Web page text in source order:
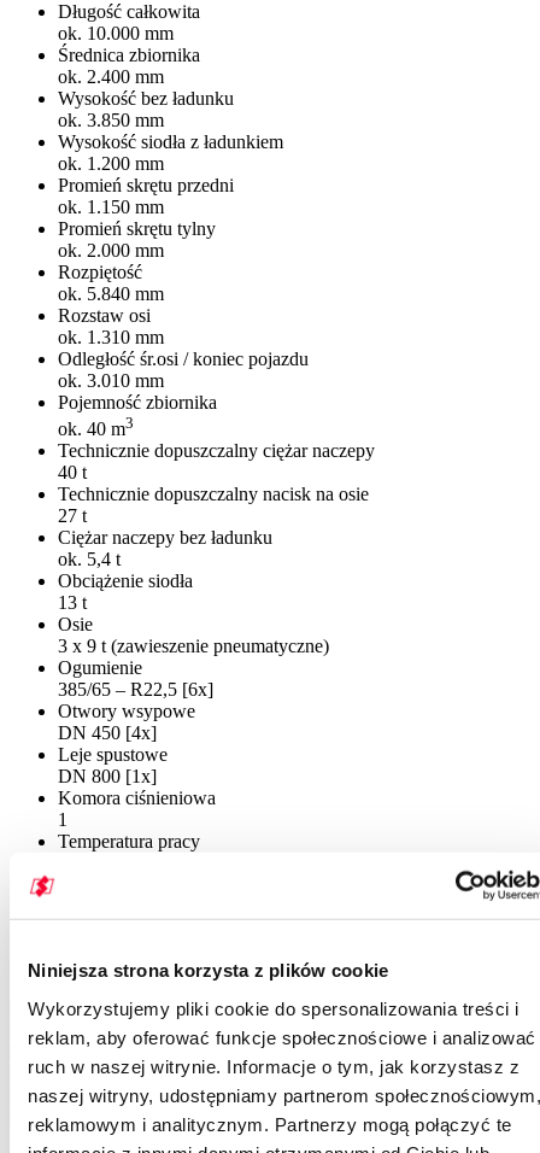
Niniejsza strona korzysta z plików cookie
Wykorzystujemy pliki cookie do spersonalizowania treści i
reklam, aby oferować funkcje społecznościowe i analizować
ruch w naszej witrynie. Informacje o tym, jak korzystasz z
naszej witryny, udostępniamy partnerom społecznościowym,
reklamowym i analitycznym. Partnerzy mogą połączyć te
Długość całkowita
ok. 10.000 mm
Średnica zbiornika
ok. 2.400 mm
Wysokość bez ładunku
ok. 3.850 mm
Wysokość siodła z ładunkiem
ok. 1.200 mm
Promień skrętu przedni
ok. 1.150 mm
Promień skrętu tylny
ok. 2.000 mm
Rozpiętość
ok. 5.840 mm
Rozstaw osi
ok. 1.310 mm
Odległość śr.osi / koniec pojazdu
ok. 3.010 mm
Pojemność zbiornika
ok. 40 m3
Technicznie dopuszczalny ciężar naczepy
40 t
Technicznie dopuszczalny nacisk na osie
27 t
Ciężar naczepy bez ładunku
ok. 5,4 t
Obciążenie siodła
13 t
Osie
3 x 9 t (zawieszenie pneumatyczne)
Ogumienie
385/65 – R22,5 [6x]
Otwory wsypowe
DN 450 [4x]
Leje spustowe
DN 800 [1x]
Komora ciśnieniowa
1
Temperatura pracy
Galeria SK 2740 CAL